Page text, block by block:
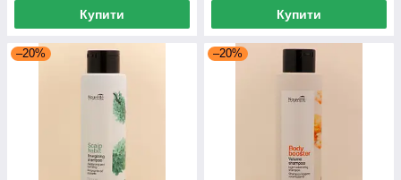
Купити Купити
–20% –20%